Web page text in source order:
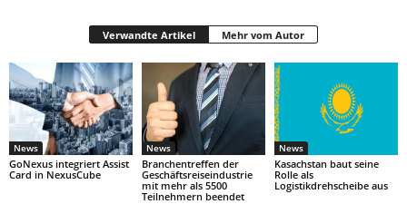
Verwandte Artikel Mehr vom Autor
News
GoNexus integriert Assist
Card in NexusCube
News
Branchentreffen der
Geschäftsreiseindustrie
mit mehr als 5500
Teilnehmern beendet
News
Kasachstan baut seine
Rolle als
Logistikdrehscheibe aus